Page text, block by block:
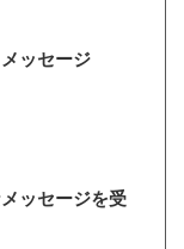
ッセージ
ッセージを受